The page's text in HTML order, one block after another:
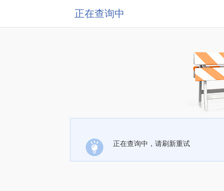
正在查询中
正在查询中，请刷新重试